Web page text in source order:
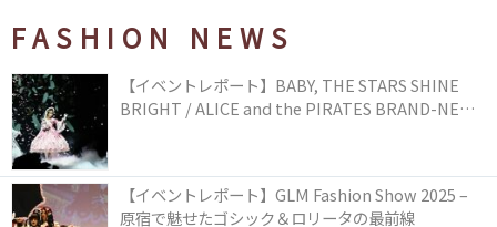
FASHION NEWS
【イベントレポート】BABY, THE STARS SHINE
BRIGHT / ALICE and the PIRATES BRAND-NEW
【イベントレポート】GLM Fashion Show 2025 –
原宿で魅せたゴシック＆ロリータの最前線